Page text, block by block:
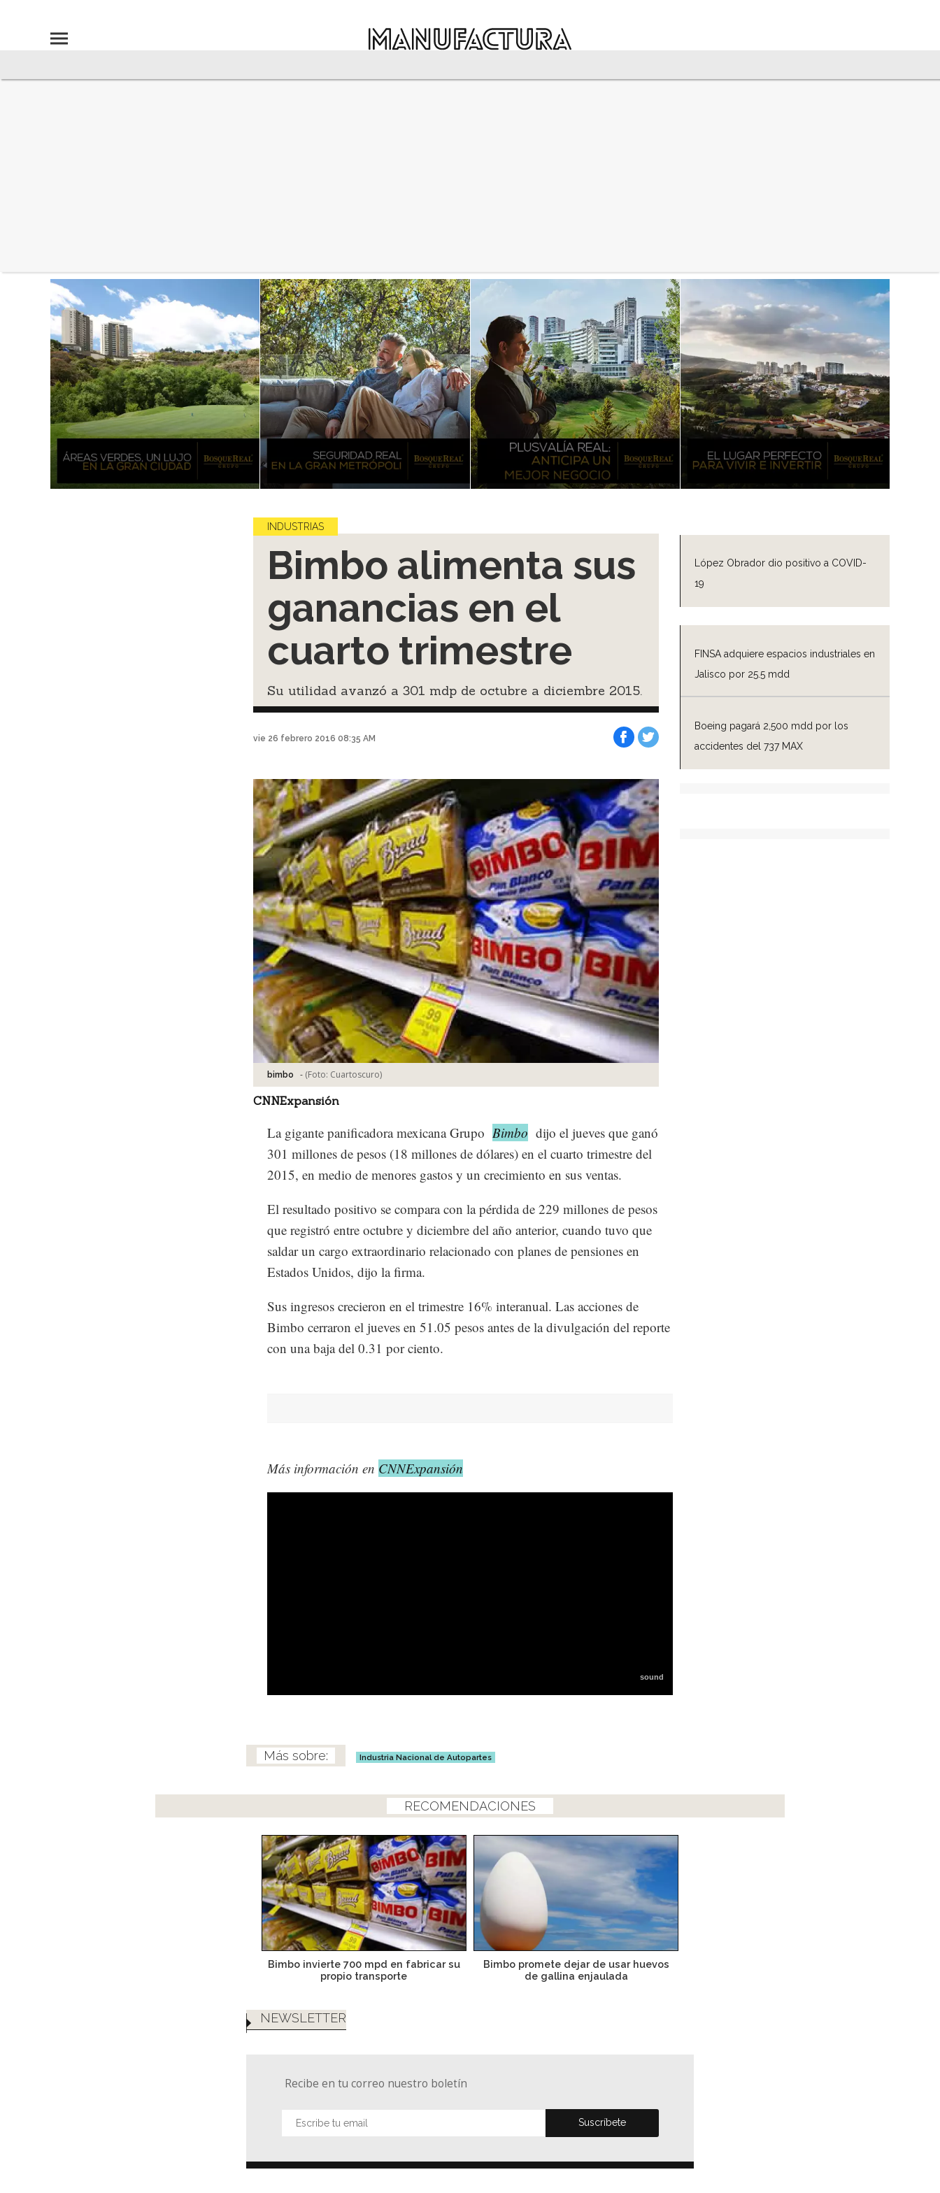
López Obrador dio positivo a COVID-
19
FINSA adquiere espacios industriales en
Jalisco por 25.5 mdd
Boeing pagará 2,500 mdd por los
accidentes del 737 MAX
INDUSTRIAS
Bimbo alimenta sus
ganancias en el
cuarto trimestre
Su utilidad avanzó a 301 mdp de octubre a diciembre 2015.
vie 26 febrero 2016 08:35 AM
bimbo - (Foto: Cuartoscuro)
CNNExpansión
La gigante panificadora mexicana Grupo Bimbo dijo el jueves que ganó
301 millones de pesos (18 millones de dólares) en el cuarto trimestre del
2015, en medio de menores gastos y un crecimiento en sus ventas.
El resultado positivo se compara con la pérdida de 229 millones de pesos
que registró entre octubre y diciembre del año anterior, cuando tuvo que
saldar un cargo extraordinario relacionado con planes de pensiones en
Estados Unidos, dijo la firma.
Sus ingresos crecieron en el trimestre 16% interanual. Las acciones de
Bimbo cerraron el jueves en 51.05 pesos antes de la divulgación del reporte
con una baja del 0.31 por ciento.
Más información en CNNExpansión
Industria Nacional de Autopartes
RECOMENDACIONES
Bimbo invierte 700 mpd en fabricar su
propio transporte
Bimbo promete dejar de usar huevos
de gallina enjaulada
NEWSLETTER
Recibe en tu correo nuestro boletín